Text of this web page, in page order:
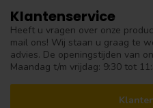
Klantenservice
Heeft u vragen over onze
mail ons! Wij staan u graag te
advies. De openingstijden van
Maandag t/m vrijdag: 9:30 tot